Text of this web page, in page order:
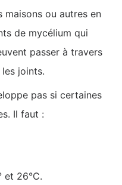
maisons ou autres en
de mycélium qui
passer à travers
joints.
pas si certaines
Il faut :
et 26°C.